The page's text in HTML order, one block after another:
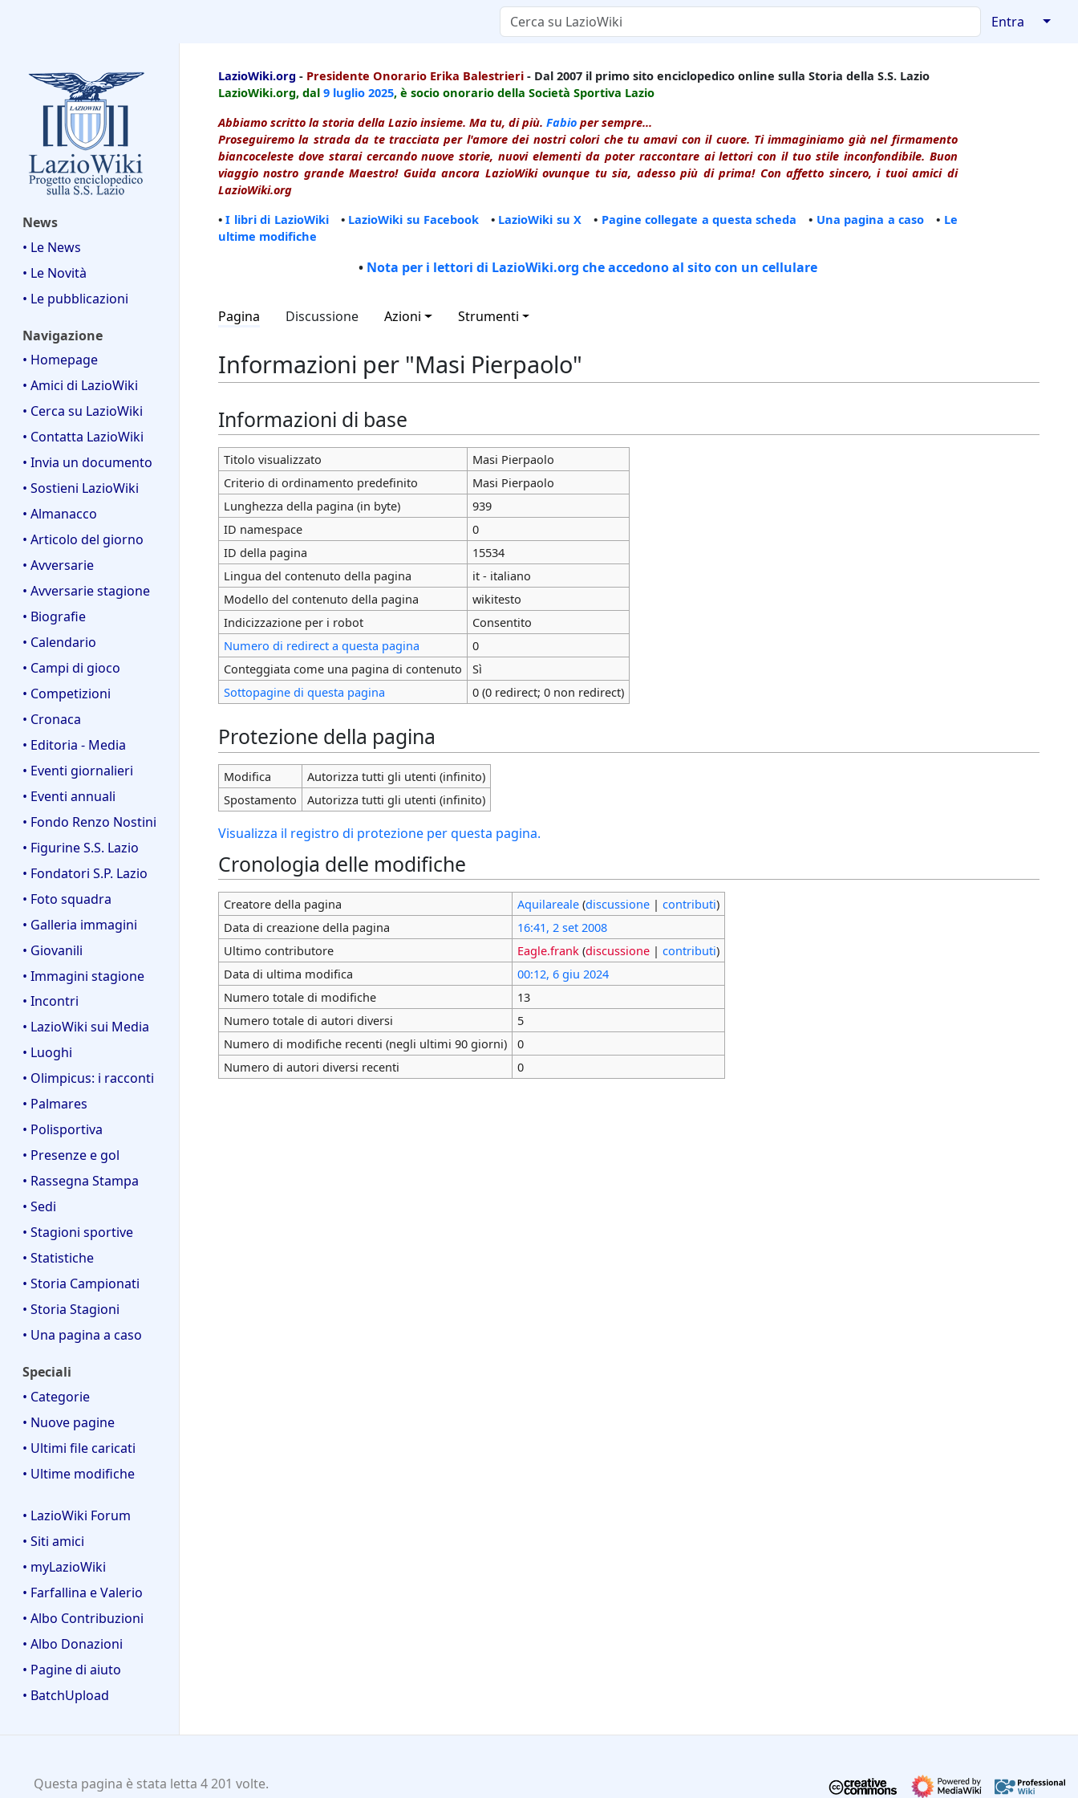
Entra ↓
News
• Le News
• Le Novità
• Le pubblicazioni
Navigazione
• Homepage
• Amici di LazioWiki
• Cerca su LazioWiki
• Contatta LazioWiki
• Invia un documento
• Sostieni LazioWiki
• Almanacco
• Articolo del giorno
• Avversarie
• Avversarie stagione
• Biografie
• Calendario
• Campi di gioco
• Competizioni
• Cronaca
• Editoria - Media
• Eventi giornalieri
• Eventi annuali
• Fondo Renzo Nostini
• Figurine S.S. Lazio
• Fondatori S.P. Lazio
• Foto squadra
• Galleria immagini
• Giovanili
• Immagini stagione
• Incontri
• LazioWiki sui Media
• Luoghi
• Olimpicus: i racconti
• Palmares
• Polisportiva
• Presenze e gol
• Rassegna Stampa
• Sedi
• Stagioni sportive
• Statistiche
• Storia Campionati
• Storia Stagioni
• Una pagina a caso
Speciali
• Categorie
• Nuove pagine
• Ultimi file caricati
• Ultime modifiche
• LazioWiki Forum
• Siti amici
• myLazioWiki
• Farfallina e Valerio
• Albo Contribuzioni
• Albo Donazioni
• Pagine di aiuto
• BatchUpload
LazioWiki.org - Presidente Onorario Erika Balestrieri - Dal 2007 il primo sito enciclopedico online sulla Storia della S.S. Lazio
LazioWiki.org, dal 9 luglio 2025, è socio onorario della Società Sportiva Lazio
Abbiamo scritto la storia della Lazio insieme. Ma tu, di più. Fabio per sempre...
Proseguiremo la strada da te tracciata per l'amore dei nostri colori che tu amavi con il cuore. Ti immaginiamo già nel firmamento
biancoceleste dove starai cercando nuove storie, nuovi elementi da poter raccontare ai lettori con il tuo stile inconfondibile. Buon
viaggio nostro grande Maestro! Guida ancora LazioWiki ovunque tu sia, adesso più di prima! Con affetto sincero, i tuoi amici di
LazioWiki.org
•I libri di LazioWiki• LazioWiki su Facebook • LazioWiki su X • Pagine collegate a questa scheda • Una pagina a caso • Le
ultime modifiche
• Nota per i lettori di LazioWiki.org che accedono al sito con un cellulare
Pagina Discussione Azioni Strumenti
Informazioni per "Masi Pierpaolo"
Informazioni di base
Titolo visualizzato
Masi Pierpaolo
Criterio di ordinamento predefinito
Masi Pierpaolo
Lunghezza della pagina (in byte)
939
ID namespace
0
ID della pagina
15534
Lingua del contenuto della pagina
it - italiano
Modello del contenuto della pagina
wikitesto
Indicizzazione per i robot
Consentito
Numero di redirect a questa pagina
0
Conteggiata come una pagina di contenuto
Sì
Sottopagine di questa pagina
0 (0 redirect; 0 non redirect)
Protezione della pagina
Modifica
Autorizza tutti gli utenti (infinito)
Spostamento
Autorizza tutti gli utenti (infinito)
Visualizza il registro di protezione per questa pagina.
Cronologia delle modifiche
Creatore della pagina Aquilareale (discussione| contributi)
Data di creazione della pagina
16:41, 2 set 2008
Ultimo contributore
Eagle.frank (discussione| contributi)
Data di ultima modifica
00:12, 6 giu 2024
Numero totale di modifiche
13
Numero totale di autori diversi
5
Numero di modifiche recenti (negli ultimi 90 giorni)
0
Numero di autori diversi recenti
0
Questa pagina è stata letta 4 201 volte.